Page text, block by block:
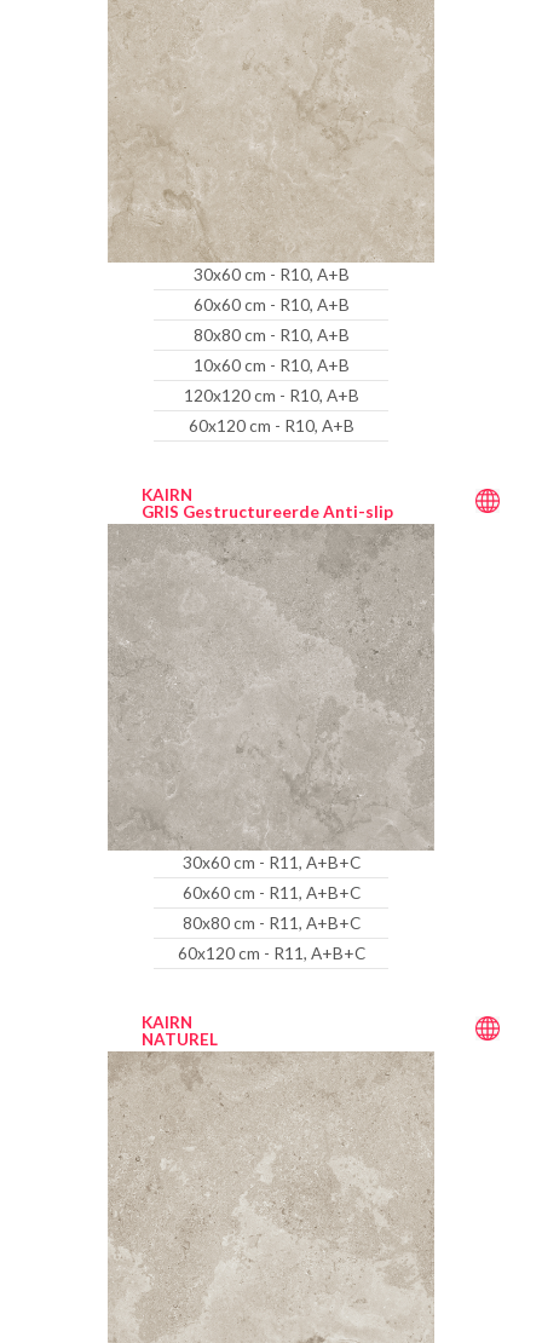
30x60 cm - R10, A+B
60x60 cm - R10, A+B
80x80 cm - R10, A+B
10x60 cm - R10, A+B
120x120 cm - R10, A+B
60x120 cm - R10, A+B
KAIRN
GRIS Gestructureerde Anti-slip
30x60 cm - R11, A+B+C
60x60 cm - R11, A+B+C
80x80 cm - R11, A+B+C
60x120 cm - R11, A+B+C
KAIRN
NATUREL